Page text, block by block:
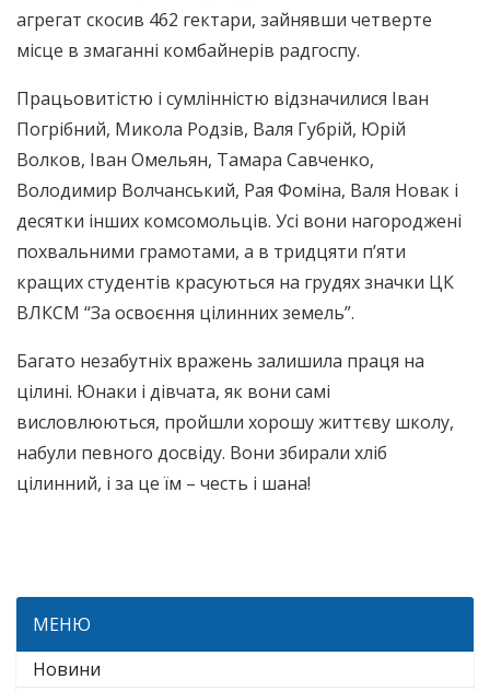
агрегат скосив 462 гектари, зайнявши четверте
місце в змаганні комбайнерів радгоспу.
Працьовитістю і сумлінністю відзначилися Іван
Погрібний, Микола Родзів, Валя Губрій, Юрій
Волков, Іван Омельян, Тамара Савченко,
Володимир Волчанський, Рая Фоміна, Валя Новак і
десятки інших комсомольців. Усі вони нагороджені
похвальними грамотами, а в тридцяти п’яти
кращих студентів красуються на грудях значки ЦК
ВЛКСМ “За освоєння цілинних земель”.
Багато незабутніх вражень залишила праця на
цілині. Юнаки і дівчата, як вони самі
висловлюються, пройшли хорошу життєву школу,
набули певного досвіду. Вони збирали хліб
цілинний, і за це їм – честь і шана!
МЕНЮ
Новини